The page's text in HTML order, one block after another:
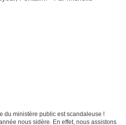
du ministère public est scandaleuse !
nous sidère. En effet, nous assistons